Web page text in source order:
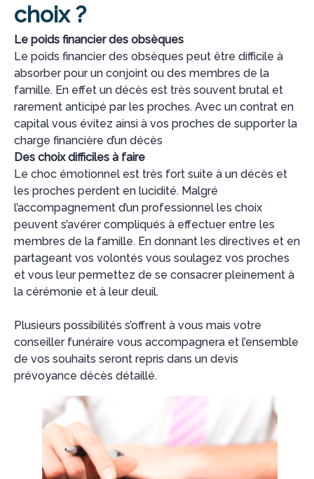
choix ?
Le poids financier des obsèques
Le poids financier des obsèques peut être difficile à
absorber pour un conjoint ou des membres de la
famille. En effet un décès est très souvent brutal et
rarement anticipé par les proches. Avec un contrat en
capital vous évitez ainsi à vos proches de supporter la
charge financière d’un décès
Des choix difficiles à faire
Le choc émotionnel est très fort suite à un décès et
les proches perdent en lucidité. Malgré
l’accompagnement d’un professionnel les choix
peuvent s’avérer compliqués à effectuer entre les
membres de la famille. En donnant les directives et en
partageant vos volontés vous soulagez vos proches
et vous leur permettez de se consacrer pleinement à
la cérémonie et à leur deuil.
Plusieurs possibilités s’offrent à vous mais votre
conseiller funéraire vous accompagnera et l’ensemble
de vos souhaits seront repris dans un devis
prévoyance décès détaillé.